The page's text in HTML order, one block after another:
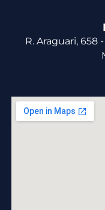
R. Araguari, 658